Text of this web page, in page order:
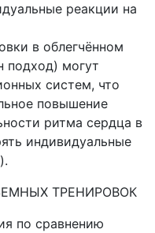
реакции на
в облегчённом
могут
систем, что
повышение
ритма сердца в
индивидуальные
ТРЕНИРОВОК
по сравнению